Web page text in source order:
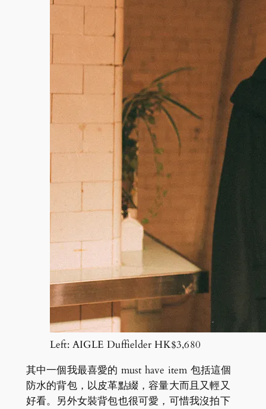
Left: AIGLE Duffielder HK$3,680
其中一個我最喜愛的 must have item 包括這個
防水的背包，以皮革點綴，容量大而且又輕又
好看。另外女裝背包也很可愛，可惜我沒拍下